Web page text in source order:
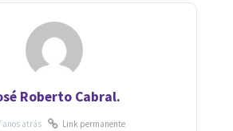
Roberto Cabral.
Link permanente